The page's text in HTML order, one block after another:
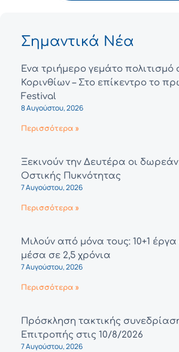
Σημαντικά Νέα
Ένα τριήμερο γεμάτο πολιτισμό
Κορινθίων – Στο επίκεντρο το
Festival
8 Αυγούστου, 2026
Περισσότερα »
Ξεκινούν την Δευτέρα οι
Οστικής Πυκνότητας
7 Αυγούστου, 2026
Περισσότερα »
Μιλούν από μόνα τους: 10+1
μέσα σε 2,5 χρόνια
7 Αυγούστου, 2026
Περισσότερα »
Πρόσκληση τακτικής
Επιτροπής στις 10/8/2026
7 Αυγούστου, 2026